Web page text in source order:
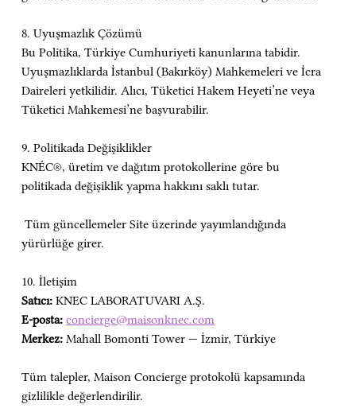
8. Uyuşmazlık Çözümü
Bu Politika, Türkiye Cumhuriyeti kanunlarına tabidir.
Uyuşmazlıklarda İstanbul (Bakırköy) Mahkemeleri ve İcra
Daireleri yetkilidir. Alıcı, Tüketici Hakem Heyeti’ne veya
Tüketici Mahkemesi’ne başvurabilir.
9. Politikada Değişiklikler
KNÉC®, üretim ve dağıtım protokollerine göre bu
politikada değişiklik yapma hakkını saklı tutar.
Tüm güncellemeler Site üzerinde yayımlandığında
yürürlüğe girer.
10. İletişim
Satıcı: KNEC LABORATUVARI A.Ş.
E-posta: concierge@maisonknec.com
Merkez: Mahall Bomonti Tower — İzmir, Türkiye
Tüm talepler, Maison Concierge protokolü kapsamında
gizlilikle değerlendirilir.